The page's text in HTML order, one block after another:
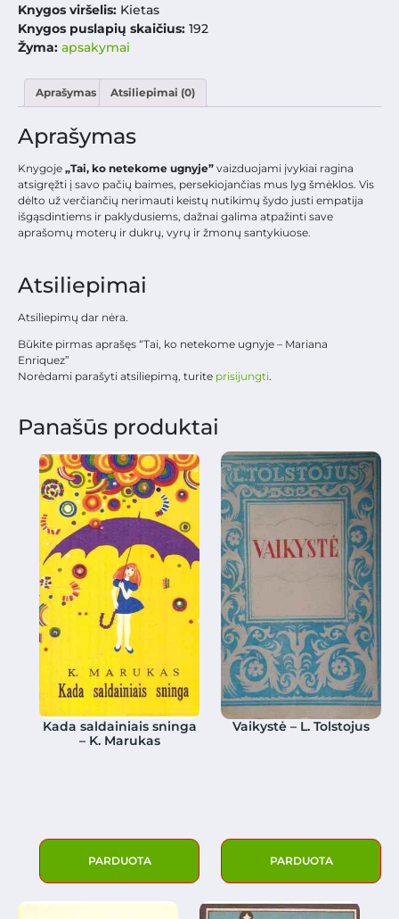
Knygos viršelis: Kietas
Knygos puslapių skaičius: 192
Žyma: apsakymai
Aprašymas Atsiliepimai (0)
Aprašymas
Knygoje „Tai, ko netekome ugnyje” vaizduojami įvykiai ragina
atsigręžti į savo pačių baimes, persekiojančias mus lyg šmėklos. Vis
dėlto už verčiančių nerimauti keistų nutikimų šydo justi empatija
išgąsdintiems ir paklydusiems, dažnai galima atpažinti save
aprašomų moterų ir dukrų, vyrų ir žmonų santykiuose.
Atsiliepimai
Atsiliepimų dar nėra.
Būkite pirmas aprašęs “Tai, ko netekome ugnyje – Mariana
Enriquez”
Norėdami parašyti atsiliepimą, turite prisijungti.
Panašūs produktai
Kada saldainiais sninga
– K. Marukas
PARDUOTA
Vaikystė – L. Tolstojus
PARDUOTA